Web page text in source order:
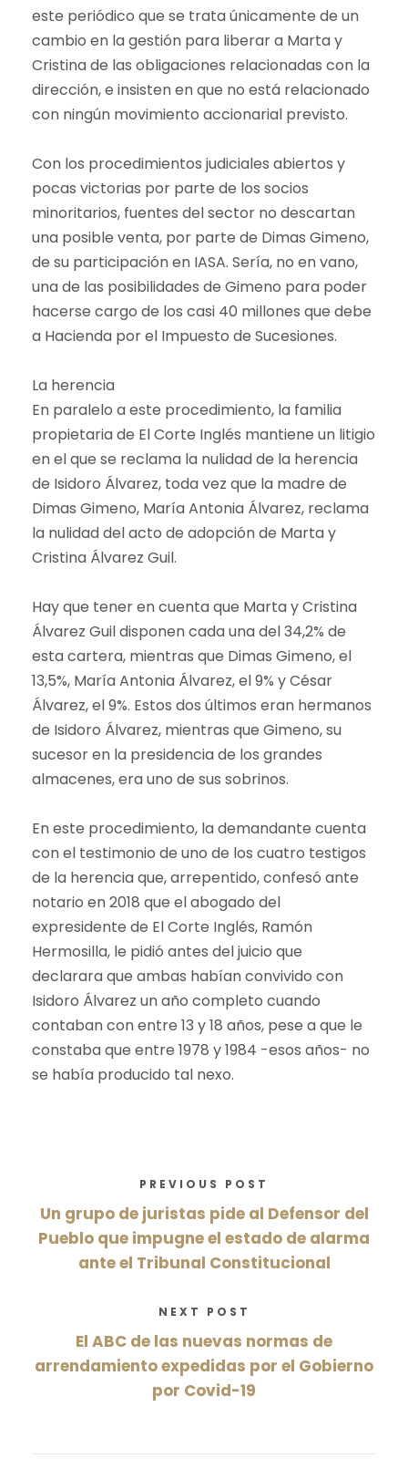
este periódico que se trata únicamente de un
cambio en la gestión para liberar a Marta y
Cristina de las obligaciones relacionadas con la
dirección, e insisten en que no está relacionado
con ningún movimiento accionarial previsto.
Con los procedimientos judiciales abiertos y
pocas victorias por parte de los socios
minoritarios, fuentes del sector no descartan
una posible venta, por parte de Dimas Gimeno,
de su participación en IASA. Sería, no en vano,
una de las posibilidades de Gimeno para poder
hacerse cargo de los casi 40 millones que debe
a Hacienda por el Impuesto de Sucesiones.
La herencia
En paralelo a este procedimiento, la familia
propietaria de El Corte Inglés mantiene un litigio
en el que se reclama la nulidad de la herencia
de Isidoro Álvarez, toda vez que la madre de
Dimas Gimeno, María Antonia Álvarez, reclama
la nulidad del acto de adopción de Marta y
Cristina Álvarez Guil.
Hay que tener en cuenta que Marta y Cristina
Álvarez Guil disponen cada una del 34,2% de
esta cartera, mientras que Dimas Gimeno, el
13,5%, María Antonia Álvarez, el 9% y César
Álvarez, el 9%. Estos dos últimos eran hermanos
de Isidoro Álvarez, mientras que Gimeno, su
sucesor en la presidencia de los grandes
almacenes, era uno de sus sobrinos.
En este procedimiento, la demandante cuenta
con el testimonio de uno de los cuatro testigos
de la herencia que, arrepentido, confesó ante
notario en 2018 que el abogado del
expresidente de El Corte Inglés, Ramón
Hermosilla, le pidió antes del juicio que
declarara que ambas habían convivido con
Isidoro Álvarez un año completo cuando
contaban con entre 13 y 18 años, pese a que le
constaba que entre 1978 y 1984 -esos años- no
se había producido tal nexo.
PREVIOUS POST
Un grupo de juristas pide al Defensor del
Pueblo que impugne el estado de alarma
ante el Tribunal Constitucional
NEXT POST
El ABC de las nuevas normas de
arrendamiento expedidas por el Gobierno
por Covid-19